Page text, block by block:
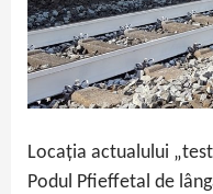
Locația actualului
Podul Pfieffetal de